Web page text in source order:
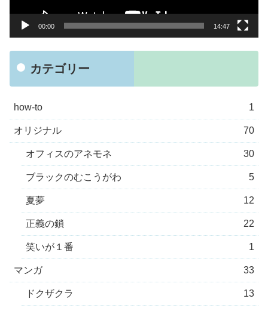
00:00 14:47
カテゴリー
how-to 1
オリジナル 70
オフィスのアネモネ 30
ブラックのむこうがわ 5
夏夢 12
正義の鎖 22
笑いが１番 1
マンガ 33
ドクザクラ 13